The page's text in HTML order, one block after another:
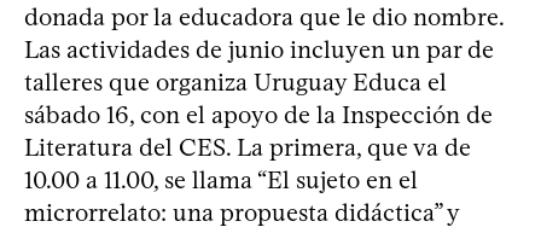
donada por la educadora que le dio nombre.
Las actividades de junio incluyen un par de
talleres que organiza Uruguay Educa el
sábado 16, con el apoyo de la Inspección de
Literatura del CES. La primera, que va de
10.00 a 11.00, se llama “El sujeto en el
microrrelato: una propuesta didáctica” y